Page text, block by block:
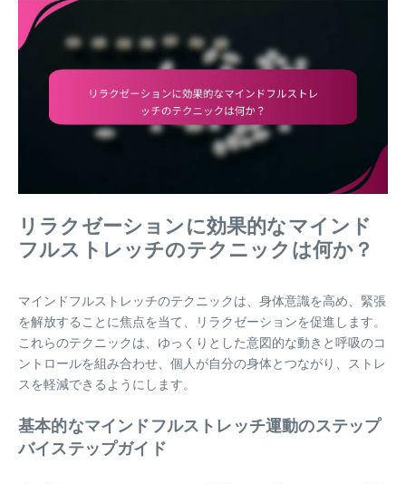
リラクゼーションに効果的なマインド
フルストレッチのテクニックは何か？
マインドフルストレッチのテクニックは、身体意識を高め、緊張
を解放することに焦点を当て、リラクゼーションを促進します。
これらのテクニックは、ゆっくりとした意図的な動きと呼吸のコ
ントロールを組み合わせ、個人が自分の身体とつながり、ストレ
スを軽減できるようにします。
基本的なマインドフルストレッチ運動のステップ
バイステップガイド